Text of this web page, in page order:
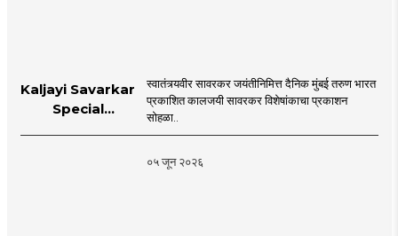
Kaljayi Savarkar
Special
स्वातंत्र्यवीर सावरकर जयंतीनिमित्त दैनिक मुंबई तरुण भारत
प्रकाशित कालजयी सावरकर विशेषांकाचा प्रकाशन
सोहळा..
०५ जून २०२६